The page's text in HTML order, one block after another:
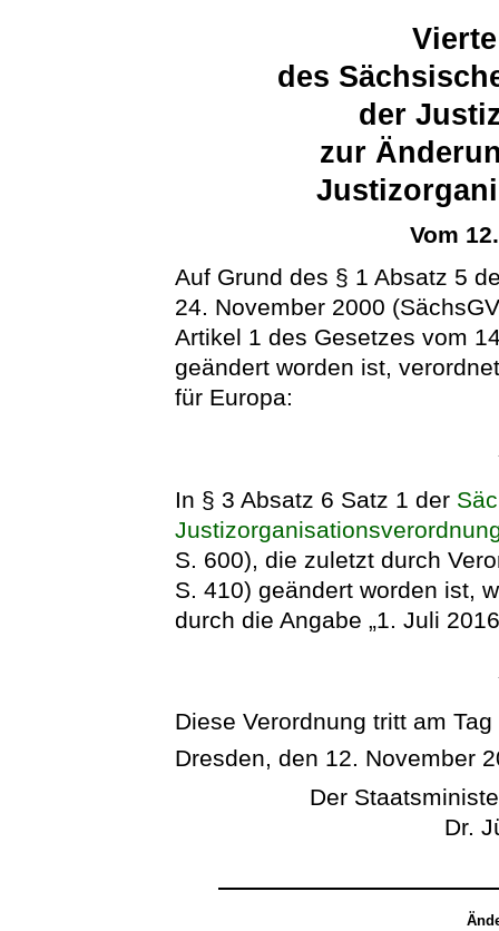
des
der
zur
Vom
Auf Grund des § 1 Absatz 5
24. November 2000
Artikel 1 des Gesetzes vom
geändert worden ist,
für Europa:
In § 3 Absatz 6 Satz 1 der
S. 600), die zuletzt durch
S. 410) geändert worden ist,
durch die Angabe „1. Juli
Diese Verordnung tritt am
Dresden, den 12. November
Der
Dr.